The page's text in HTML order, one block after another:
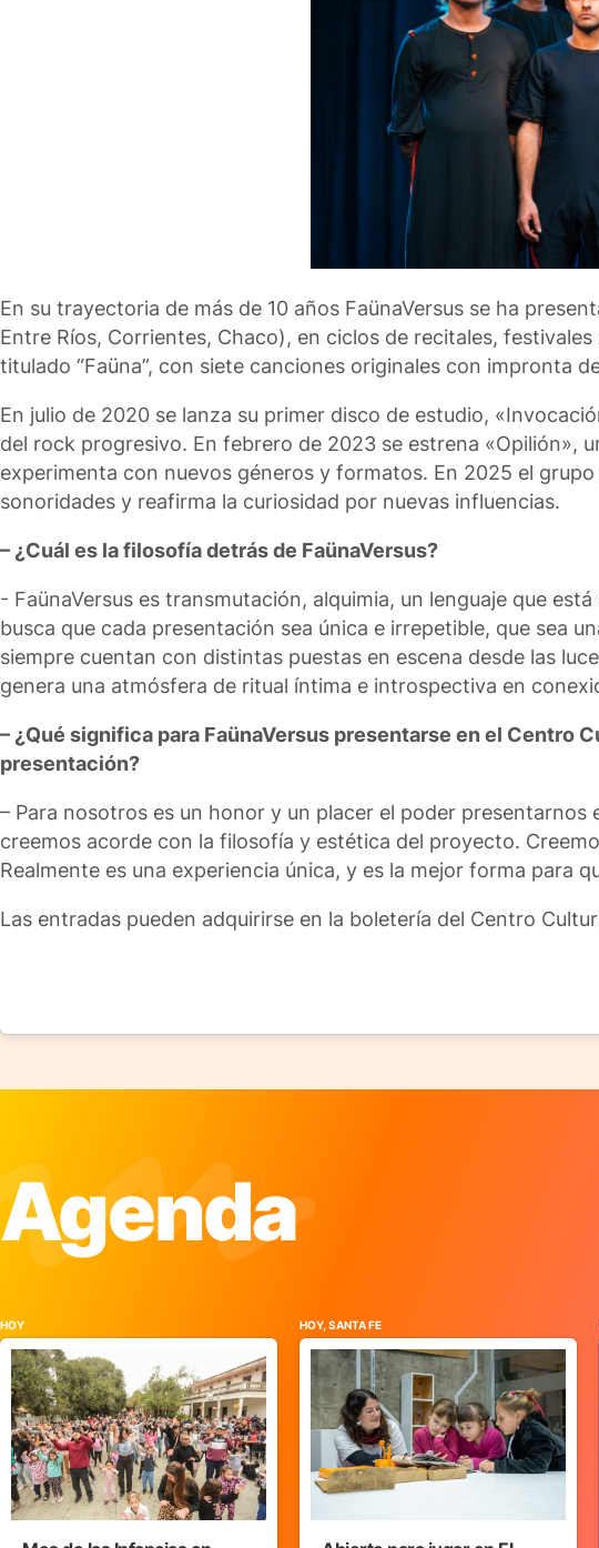
En su trayectoria de más de 10 años FaünaVersus se ha
Entre Ríos, Corrientes, Chaco), en ciclos de recitales,
titulado “Faüna”, con siete canciones originales con impronta
En julio de 2020 se lanza su primer disco de estudio,
del rock progresivo. En febrero de 2023 se estrena «Opilión»,
experimenta con nuevos géneros y formatos. En 2025 el
sonoridades y reafirma la curiosidad por nuevas influencias.
– ¿Cuál es la filosofía detrás de FaünaVersus?
⁠- FaünaVersus es transmutación, alquimia, un lenguaje que
busca que cada presentación sea única e irrepetible, que sea
siempre cuentan con distintas puestas en escena desde las
genera una atmósfera de ritual íntima e introspectiva en
– ¿Qué significa para FaünaVersus presentarse en el
presentación?
– Para nosotros es un honor y un placer el poder
creemos acorde con la filosofía y estética del proyecto.
Realmente es una experiencia única, y es la mejor forma para
Las entradas pueden adquirirse en la boletería del Centro
Agenda
HOY HOY, SANTA FE